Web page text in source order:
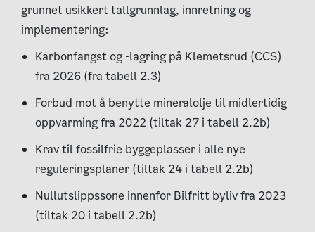
grunnet usikkert tallgrunnlag, innretning og
implementering:
Karbonfangst og -lagring på Klemetsrud (CCS)
fra 2026 (fra tabell 2.3)
Forbud mot å benytte mineralolje til midlertidig
oppvarming fra 2022 (tiltak 27 i tabell 2.2b)
Krav til fossilfrie byggeplasser i alle nye
reguleringsplaner (tiltak 24 i tabell 2.2b)
Nullutslippssone innenfor Bilfritt byliv fra 2023
(tiltak 20 i tabell 2.2b)